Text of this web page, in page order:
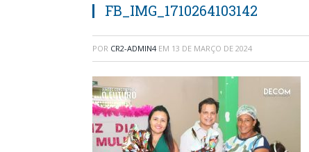
FB_IMG_1710264103142
POR CR2-ADMIN4 EM 13 DE MARÇO DE 2024